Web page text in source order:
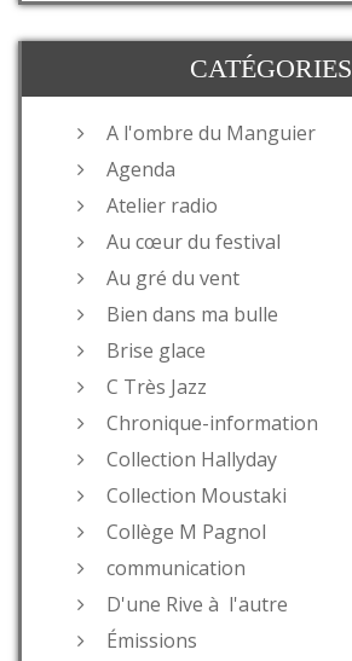
CATÉGORIES
A l'ombre du Manguier
Agenda
Atelier radio
Au cœur du festival
Au gré du vent
Bien dans ma bulle
Brise glace
C Très Jazz
Chronique-information
Collection Hallyday
Collection Moustaki
Collège M Pagnol
communication
D'une Rive à l'autre
Émissions